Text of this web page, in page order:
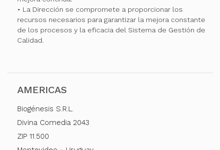
• La Dirección se compromete a proporcionar los
recursos necesarios para garantizar la mejora constante
de los procesos y la eficacia del Sistema de Gestión de
Calidad.
AMERICAS
Biogénesis S.R.L.
Divina Comedia 2043
ZIP 11.500